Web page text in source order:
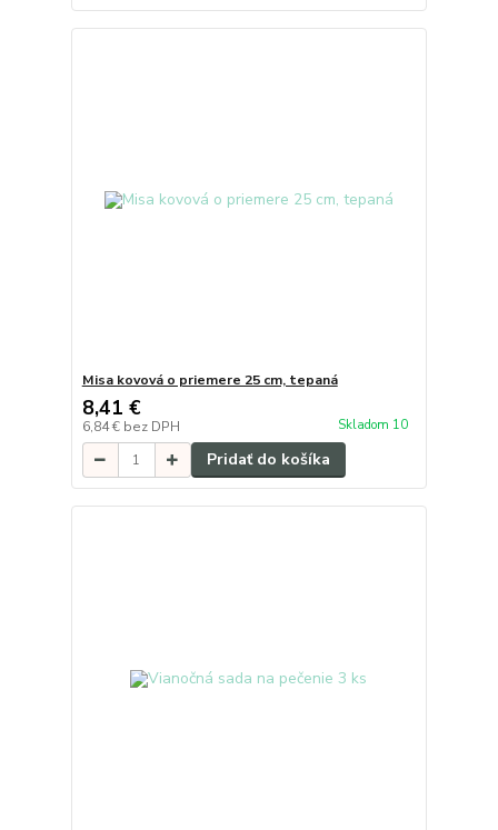
Misa kovová o priemere 25 cm, tepaná
8,41 €
6,84 € bez DPH Skladom 10
Pridať do košíka